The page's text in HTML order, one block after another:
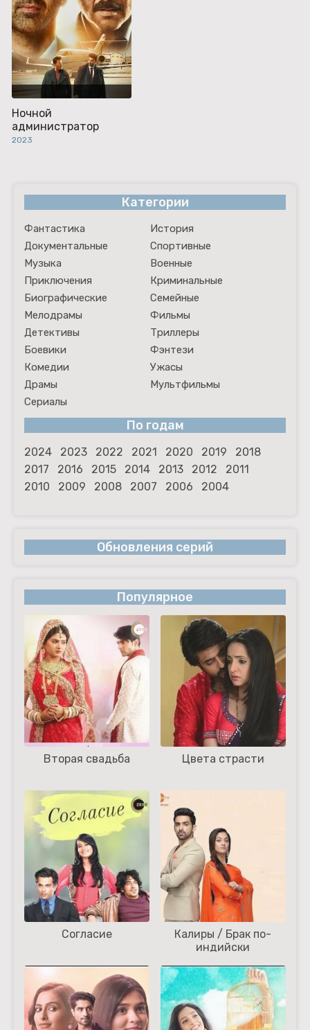
Ночной
администратор
2023
Категории
Фантастика
История
Документальные
Спортивные
Музыка
Военные
Приключения
Криминальные
Биографические
Семейные
Мелодрамы
Фильмы
Детективы
Триллеры
Боевики
Фэнтези
Комедии
Ужасы
Драмы
Мультфильмы
Сериалы
По годам
2024 2023 2022 2021 2020 2019
2018
2017
2016 2015 2014 2013 2012
2011
2010
2009 2008 2007 2006 2004
Обновления серий
Популярное
Вторая свадьба Цвета страсти
Согласие
Калиры / Брак по-
индийски